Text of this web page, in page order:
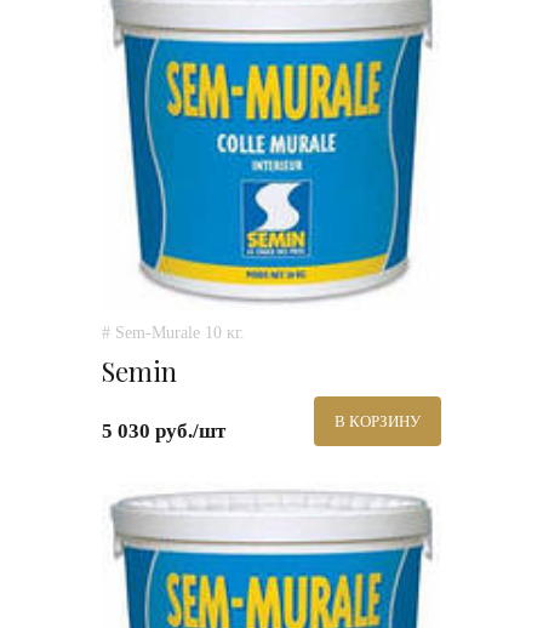
# Sem-Murale 10 кг.
Semin
5 030 руб./шт В КОРЗИНУ